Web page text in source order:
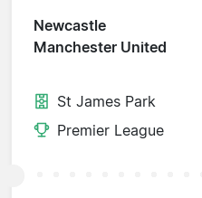
Newcastle
Manchester United
St James Park
Premier League